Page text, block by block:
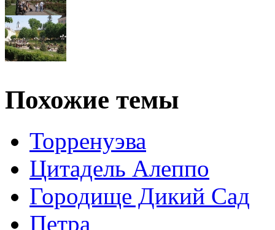
Похожие темы
Торренуэва
Цитадель Алеппо
Городище Дикий Сад
Петра